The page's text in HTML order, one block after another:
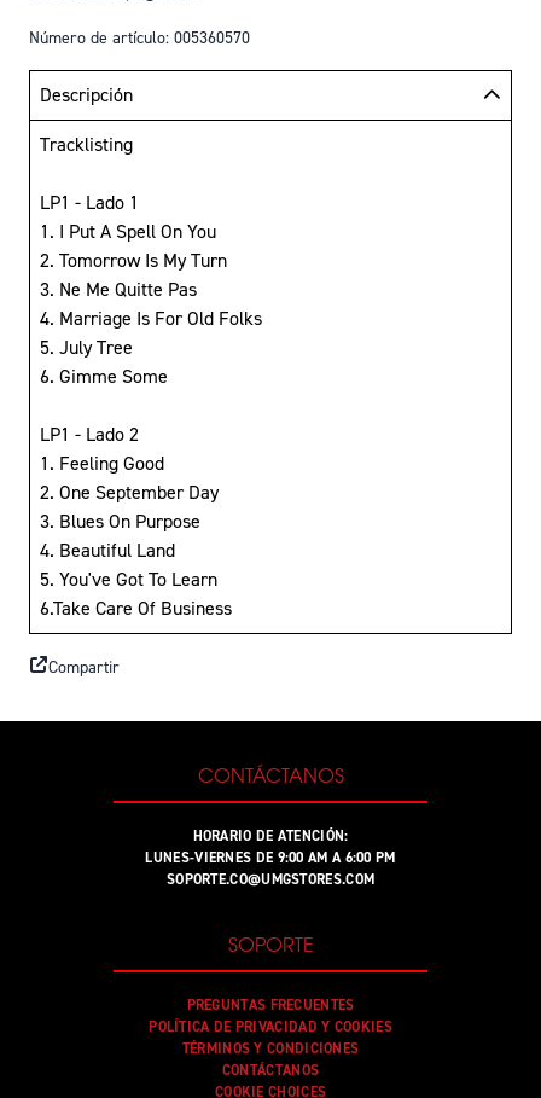
Número de artículo: 005360570
Descripción
Tracklisting
LP1 - Lado 1
1. I Put A Spell On You
2. Tomorrow Is My Turn
3. Ne Me Quitte Pas
4. Marriage Is For Old Folks
5. July Tree
6. Gimme Some
LP1 - Lado 2
1. Feeling Good
2. One September Day
3. Blues On Purpose
4. Beautiful Land
5. You've Got To Learn
6.Take Care Of Business
Compartir
CONTÁCTANOS
HORARIO DE ATENCIÓN:
LUNES-VIERNES DE 9:00 AM A 6:00 PM
SOPORTE.CO@UMGSTORES.COM
SOPORTE
PREGUNTAS FRECUENTES
POLÍTICA DE PRIVACIDAD Y COOKIES
TÉRMINOS Y CONDICIONES
CONTÁCTANOS
COOKIE CHOICES